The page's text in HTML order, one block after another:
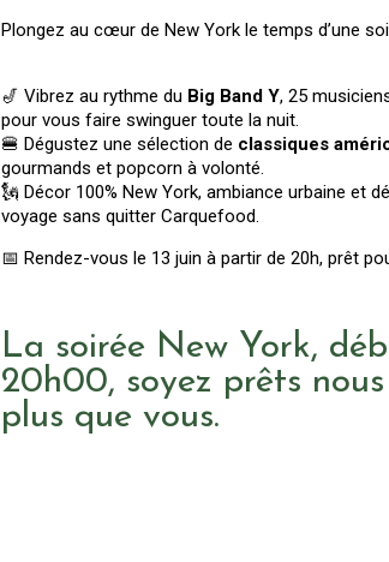
Plongez au cœur de New York le temps d’une
🎷 Vibrez au rythme du Big Band Y, 25
pour vous faire swinguer toute la nuit.
🍔 Dégustez une sélection de classiques
gourmands et popcorn à volonté.
🗽 Décor 100% New York, ambiance urbaine et
voyage sans quitter Carquefood.
📅 Rendez-vous le 13 juin à partir de 20h, prêt
La soirée New York,
20h00, soyez prêts
plus que vous.